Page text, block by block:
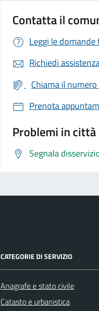
Contatta il
Leggi le
Richiedi
Chiama il
Prenota
Problemi in città
Segnala
CATEGORIE DI SERVIZIO
Anagrafe e stato civile
Catasto e urbanistica